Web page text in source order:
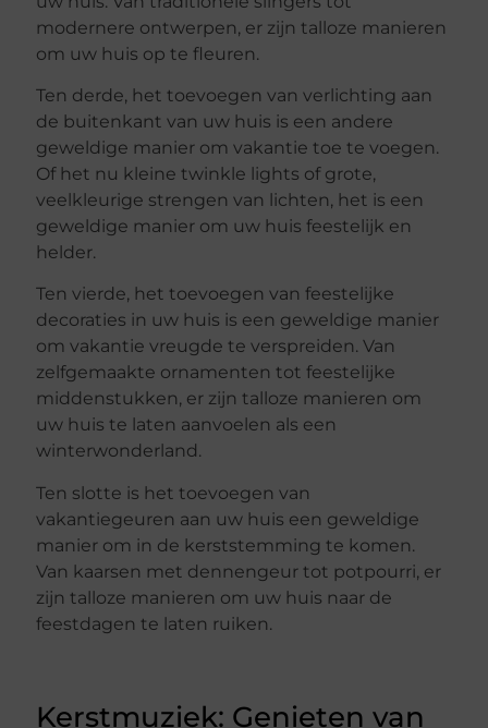
modernere ontwerpen, er zijn talloze manieren
om uw huis op te fleuren.
Ten derde, het toevoegen van verlichting aan
de buitenkant van uw huis is een andere
geweldige manier om vakantie toe te voegen.
Of het nu kleine twinkle lights of grote,
veelkleurige strengen van lichten, het is een
geweldige manier om uw huis feestelijk en
helder.
Ten vierde, het toevoegen van feestelijke
decoraties in uw huis is een geweldige manier
om vakantie vreugde te verspreiden. Van
zelfgemaakte ornamenten tot feestelijke
middenstukken, er zijn talloze manieren om
uw huis te laten aanvoelen als een
winterwonderland.
Ten slotte is het toevoegen van
vakantiegeuren aan uw huis een geweldige
manier om in de kerststemming te komen.
Van kaarsen met dennengeur tot potpourri, er
zijn talloze manieren om uw huis naar de
feestdagen te laten ruiken.
Kerstmuziek: Genieten van